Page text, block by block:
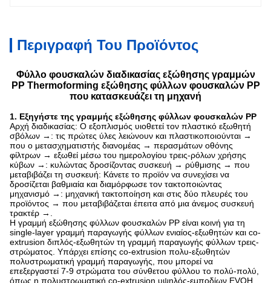
Περιγραφή Του Προϊόντος
Φύλλο φουσκαλών διαδικασίας εξώθησης γραμμών
PP Thermoforming εξώθησης φύλλων φουσκαλών PP
που κατασκευάζει τη μηχανή
1. Εξηγήστε της γραμμής εξώθησης φύλλων φουσκαλών PP
Αρχή διαδικασίας: Ο εξοπλισμός υιοθετεί τον πλαστικό εξωθητή
σβόλων →: τις πρώτες ύλες λειώνουν και πλαστικοποιούνται →
που ο μετασχηματιστής διανομέας → περασμάτων οθόνης
φίλτρων → εξωθεί μέσω του ημερολογίου τρεις-ρόλων χρήσης
κύβων →: κυλώντας δροσίζοντας συσκευή → ρύθμισης → που
μεταβιβάζει τη συσκευή: Κάνετε το προϊόν να συνεχίσει να
δροσίζεται βαθμιαία και διαμόρφωσε τον τακτοποιώντας
μηχανισμό →: μηχανική τακτοποίηση και στις δύο πλευρές του
προϊόντος → που μεταβιβάζεται έπειτα από μια άνεμος συσκευή
τρακτέρ →.
Η γραμμή εξώθησης φύλλων φουσκαλών PP είναι κοινή για τη
single-layer γραμμή παραγωγής φύλλων ενιαίος-εξωθητών και co-
extrusion διπλός-εξωθητών τη γραμμή παραγωγής φύλλων τρεις-
στρώματος. Υπάρχει επίσης co-extrusion πολυ-εξωθητών
πολυστρωματική γραμμή παραγωγής, που μπορεί να
επεξεργαστεί 7-9 στρώματα του σύνθετου φύλλου το πολύ-πολύ,
όπως η πολυστρωματική co-extrusion υψηλός-εμποδίων EVOH